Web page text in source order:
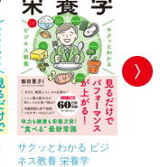
サクッとわかる ビジ
ネス教養 栄養学